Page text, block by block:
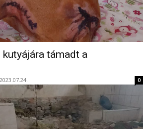
kutyájára támadt a
2023.07.24. 0